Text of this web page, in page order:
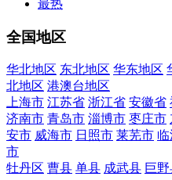
最热
全国地区
华北地区 东北地区 华东地区
北地区 港澳台地区
上海市 江苏省 浙江省 安徽省
济南市 青岛市 淄博市 枣庄市
安市 威海市 日照市 莱芜市
市
牡丹区 曹县 单县 成武县 巨